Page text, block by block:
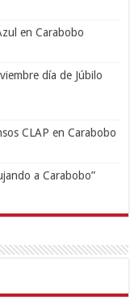
en Carabobo
día de Júbilo
CLAP en Carabobo
a Carabobo”